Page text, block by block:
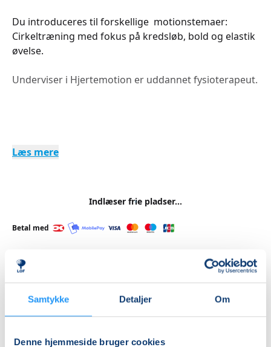
Samtykke Detaljer Om
Denne hjemmeside bruger cookies
Du introduceres til forskellige motionstemaer:
Cirkeltræning med fokus på kredsløb, bold og elastik
øvelse.
Underviser i Hjertemotion er uddannet fysioterapeut.
Læs mere
Indlæser frie pladser...
Betal med